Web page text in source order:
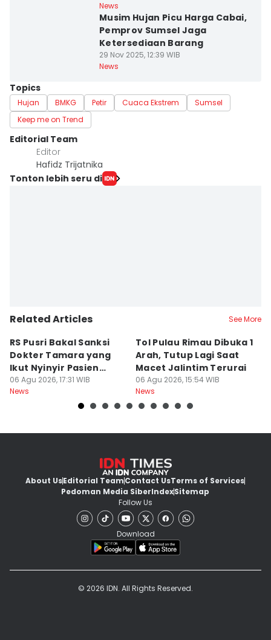
News
Musim Hujan Picu Harga Cabai,
Pemprov Sumsel Jaga
Ketersediaan Barang
29 Nov 2025, 12:39 WIB
News
Topics
Hujan BMKG Petir Cuaca Ekstrem
Sumsel
Keep me on Trend
Editorial Team
Editor
Hafidz Trijatnika
Tonton lebih seru di
Related Articles See More
RS Pusri Bakal Sanksi
Dokter Tamara yang
Ikut Nyinyir Pasien
Yurizal
06 Agu 2026, 17:31 WIB
News
Tol Pulau Rimau Dibuka 1
Arah, Tutup Lagi Saat
Macet Jalintim Terurai
06 Agu 2026, 15:54 WIB
News
About UsEditorial TeamContact UsTerms of Services
Pedoman Media SiberIndexSitemap
Follow Us
Download
© 2026 IDN. All Rights Reserved.